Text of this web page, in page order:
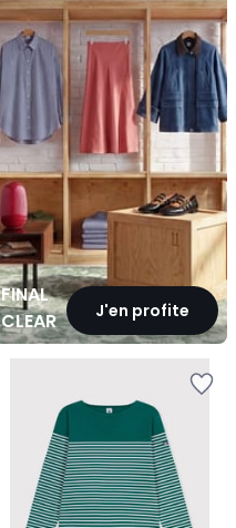
FINAL
CLEARANCEJ'en profite